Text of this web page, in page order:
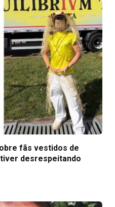
fãs vestidos de
tiver desrespeitando